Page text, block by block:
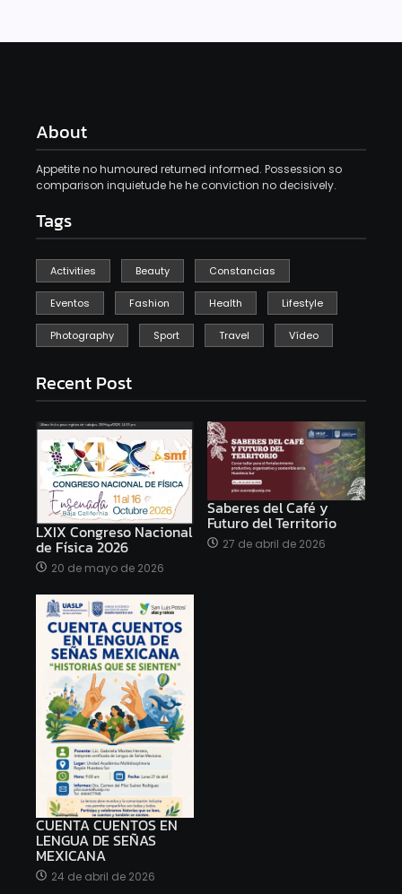
About
Appetite no humoured returned informed. Possession so
comparison inquietude he he conviction no decisively.
Tags
Activities Beauty Constancias
Eventos Fashion Health Lifestyle
Photography Sport Travel Vídeo
Recent Post
LXIX Congreso Nacional
de Física 2026
20 de mayo de 2026
Saberes del Café y
Futuro del Territorio
27 de abril de 2026
CUENTA CUENTOS EN
LENGUA DE SEÑAS
MEXICANA
24 de abril de 2026